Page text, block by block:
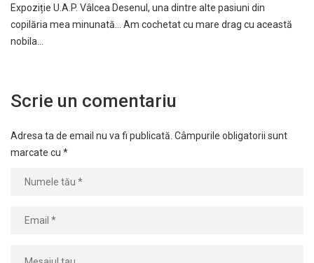
Expoziție U.A.P. Vâlcea Desenul, una dintre alte pasiuni din
copilăria mea minunată… Am cochetat cu mare drag cu această
nobila…
Scrie un comentariu
Adresa ta de email nu va fi publicată. Câmpurile obligatorii sunt
marcate cu *